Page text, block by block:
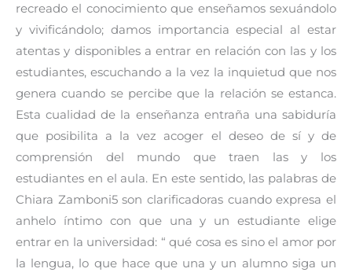
recreado el conocimiento que enseñamos sexuándolo
y vivificándolo; damos importancia especial al estar
atentas y disponibles a entrar en relación con las y los
estudiantes, escuchando a la vez la inquietud que nos
genera cuando se percibe que la relación se estanca.
Esta cualidad de la enseñanza entraña una sabiduría
que posibilita a la vez acoger el deseo de sí y de
comprensión del mundo que traen las y los
estudiantes en el aula. En este sentido, las palabras de
Chiara Zamboni5 son clarificadoras cuando expresa el
anhelo íntimo con que una y un estudiante elige
entrar en la universidad: “ qué cosa es sino el amor por
la lengua, lo que hace que una y un alumno siga un